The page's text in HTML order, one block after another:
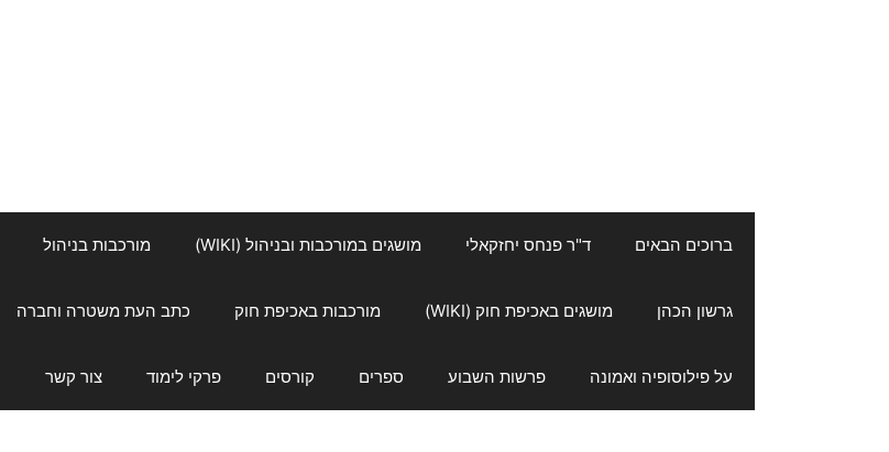
ברוכים הבאים ד"ר פנחס יחזקאלי מושגים במורכבות ובניהול (WIKI) מורכבות בניהול
גרשון הכהן מושגים באכיפת חוק (WIKI) מורכבות באכיפת חוק כתב העת משטרה וחברה
על פילוסופיה ואמונה פרשות השבוע ספרים קורסים פרקי לימוד צור קשר